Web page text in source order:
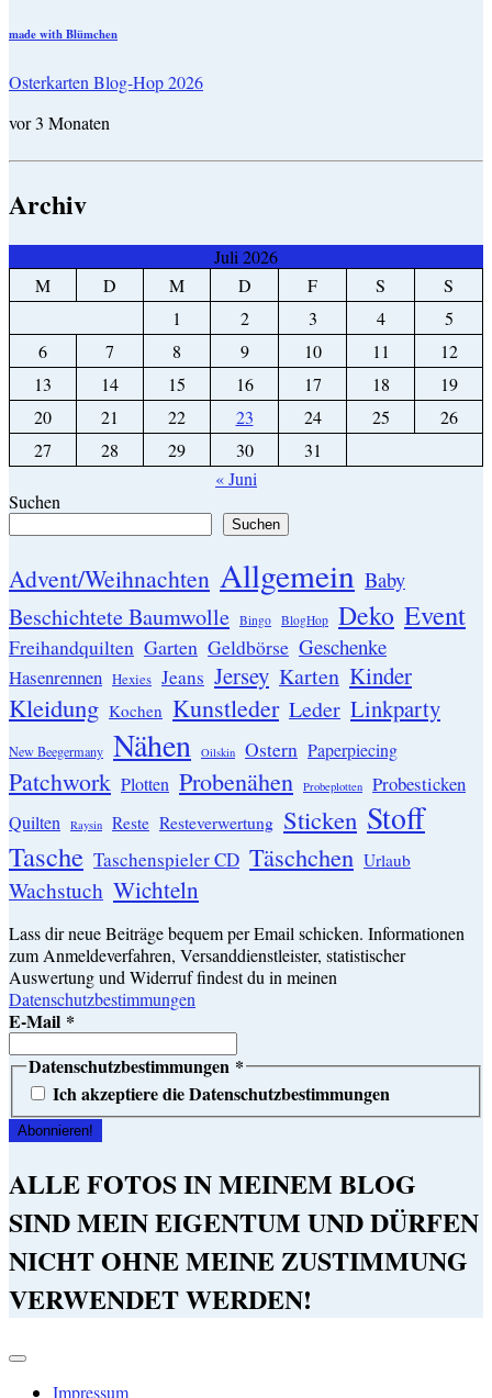
made with Blümchen
Osterkarten Blog-Hop 2026
vor 3 Monaten
Archiv
Juli 2026
M
D M D F S
S
1
2 3 4
5
6
7 8 9 10 11
12
13
14 15 16 17 18
19
20
21 22 23 24 25
26
27
28 29 30
31
« Juni
Suchen
Suchen
Advent/Weihnachten Allgemein Baby
Beschichtete Baumwolle Bingo BlogHop Deko Event
Freihandquilten Garten Geldbörse Geschenke
Hasenrennen Hexies Jeans Jersey Karten Kinder
Kleidung Kochen Kunstleder Leder Linkparty
New Beegermany Nähen Oilskin Ostern Paperpiecing
Patchwork Plotten Probenähen Probeplotten Probesticken
Quilten Raysin Reste Resteverwertung Sticken Stoff
Tasche Taschenspieler CD Täschchen Urlaub
Wachstuch Wichteln
Lass dir neue Beiträge bequem per Email schicken. Informationen
zum Anmeldeverfahren, Versanddienstleister, statistischer
Auswertung und Widerruf findest du in meinen
Datenschutzbestimmungen
E-Mail *
Datenschutzbestimmungen *
Ich akzeptiere die Datenschutzbestimmungen
ALLE FOTOS IN MEINEM BLOG
SIND MEIN EIGENTUM UND DÜRFEN
NICHT OHNE MEINE ZUSTIMMUNG
VERWENDET WERDEN!
Impressum